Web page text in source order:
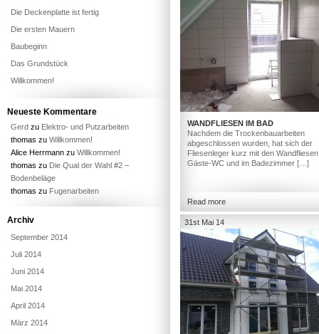
WANDFLIESEN IM BAD
Nachdem die Trockenbauarbeiten
abgeschlossen wurden, hat sich der
Fliesenleger kurz mit den
Gäste-WC und im Badezimmer […]
Read more
31st Mai 14
Die Deckenplatte ist fertig
Die ersten Mauern
Baubeginn
Das Grundstück
Willkommen!
Neueste Kommentare
Gerd zu Elektro- und Putzarbeiten
thomas zu Willkommen!
Alice Herrmann zu Willkommen!
thomas zu Die Qual der Wahl #2 –
Bodenbeläge
thomas zu Fugenarbeiten
Archiv
September 2014
Juli 2014
Juni 2014
Mai 2014
April 2014
März 2014